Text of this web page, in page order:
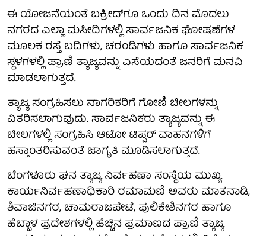
ಈ ಯೋಜನೆಯಂತೆ ಬಕ್ರೀದ್‌ಗೂ ಒಂದು ದಿನ ಮೊದಲು
ನಗರದ ಎಲ್ಲಾ ಮಸೀದಿಗಳಲ್ಲಿ ಸಾರ್ವಜನಿಕ ಘೋಷಣೆಗಳ
ಮೂಲಕ ರಸ್ತೆ ಬದಿಗಳು, ಚರಂಡಿಗಳು ಹಾಗೂ ಸಾರ್ವಜನಿಕ
ಸ್ಥಳಗಳಲ್ಲಿ ಪ್ರಾಣಿ ತ್ಯಾಜ್ಯವನ್ನು ಎಸೆಯದಂತೆ ಜನರಿಗೆ ಮನವಿ
ಮಾಡಲಾಗುತ್ತದೆ.
ತ್ಯಾಜ್ಯ ಸಂಗ್ರಹಿಸಲು ನಾಗರಿಕರಿಗೆ ಗೋಣಿ ಚೀಲಗಳನ್ನು
ವಿತರಿಸಲಾಗುವುದು. ಸಾರ್ವಜನಿಕರು ತ್ಯಾಜ್ಯವನ್ನು ಈ
ಚೀಲಗಳಲ್ಲಿ ಸಂಗ್ರಹಿಸಿ ಆಟೋ ಟಿಪ್ಪರ್ ವಾಹನಗಳಿಗೆ
ಹಸ್ತಾಂತರಿಸುವಂತೆ ಜಾಗೃತಿ ಮೂಡಿಸಲಾಗುತ್ತದೆ.
ಬೆಂಗಳೂರು ಘನ ತ್ಯಾಜ್ಯ ನಿರ್ವಹಣಾ ಸಂಸ್ಥೆಯ ಮುಖ್ಯ
ಕಾರ್ಯನಿರ್ವಹಣಾಧಿಕಾರಿ ರಮಾಮಣಿ ಅವರು ಮಾತನಾಡಿ,
ಶಿವಾಜಿನಗರ, ಚಾಮರಾಜಪೇಟೆ, ಪುಲಿಕೇಶಿನಗರ ಹಾಗೂ
ಹೆಬ್ಬಾಳ ಪ್ರದೇಶಗಳಲ್ಲಿ ಹೆಚ್ಚಿನ ಪ್ರಮಾಣದ ಪ್ರಾಣಿ ತ್ಯಾಜ್ಯ